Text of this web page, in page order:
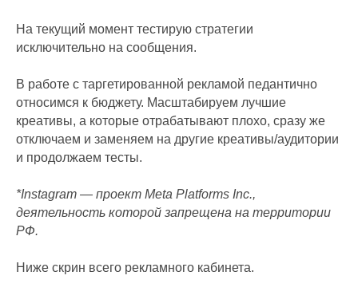
На текущий момент тестирую стратегии
исключительно на сообщения.
В работе с таргетированной рекламой педантично
относимся к бюджету. Масштабируем лучшие
креативы, а которые отрабатывают плохо, сразу же
отключаем и заменяем на другие креативы/аудитории
и продолжаем тесты.
*Instagram — проект Meta Platforms Inc.,
деятельность которой запрещена на территории
РФ.
Ниже скрин всего рекламного кабинета.